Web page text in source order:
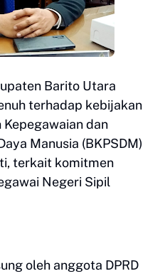
Barito Utara
terhadap kebijakan
Kepegawaian dan
Manusia (BKPSDM)
terkait komitmen
Negeri Sipil
oleh anggota DPRD